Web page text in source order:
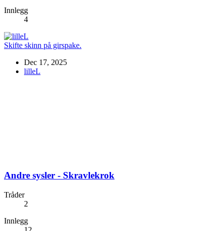
Innlegg
4
Skifte skinn på girspake.
Dec 17, 2025
lilleL
Andre sysler - Skravlekrok
Tråder
2
Innlegg